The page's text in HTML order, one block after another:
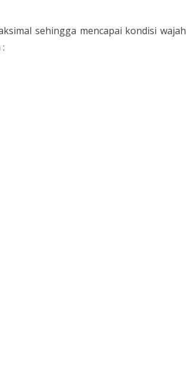
sehingga mencapai kondisi wajah